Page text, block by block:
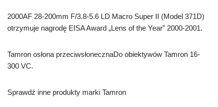
2000AF 28-200mm F/3.8-5.6 LD Macro Super II (Model 371D)
otrzymuje nagrodę EISA Award „Lens of the Year” 2000-2001.
Tamron osłona przeciwsłonecznaDo obiektywów Tamron 16-
300 VC.
Sprawdź inne produkty marki Tamron